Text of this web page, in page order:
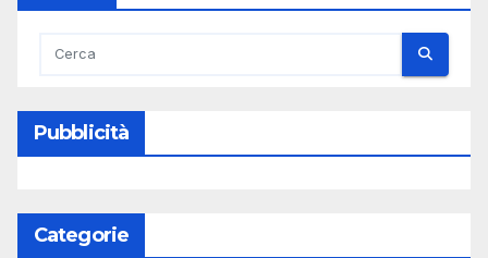
Pubblicità
Categorie